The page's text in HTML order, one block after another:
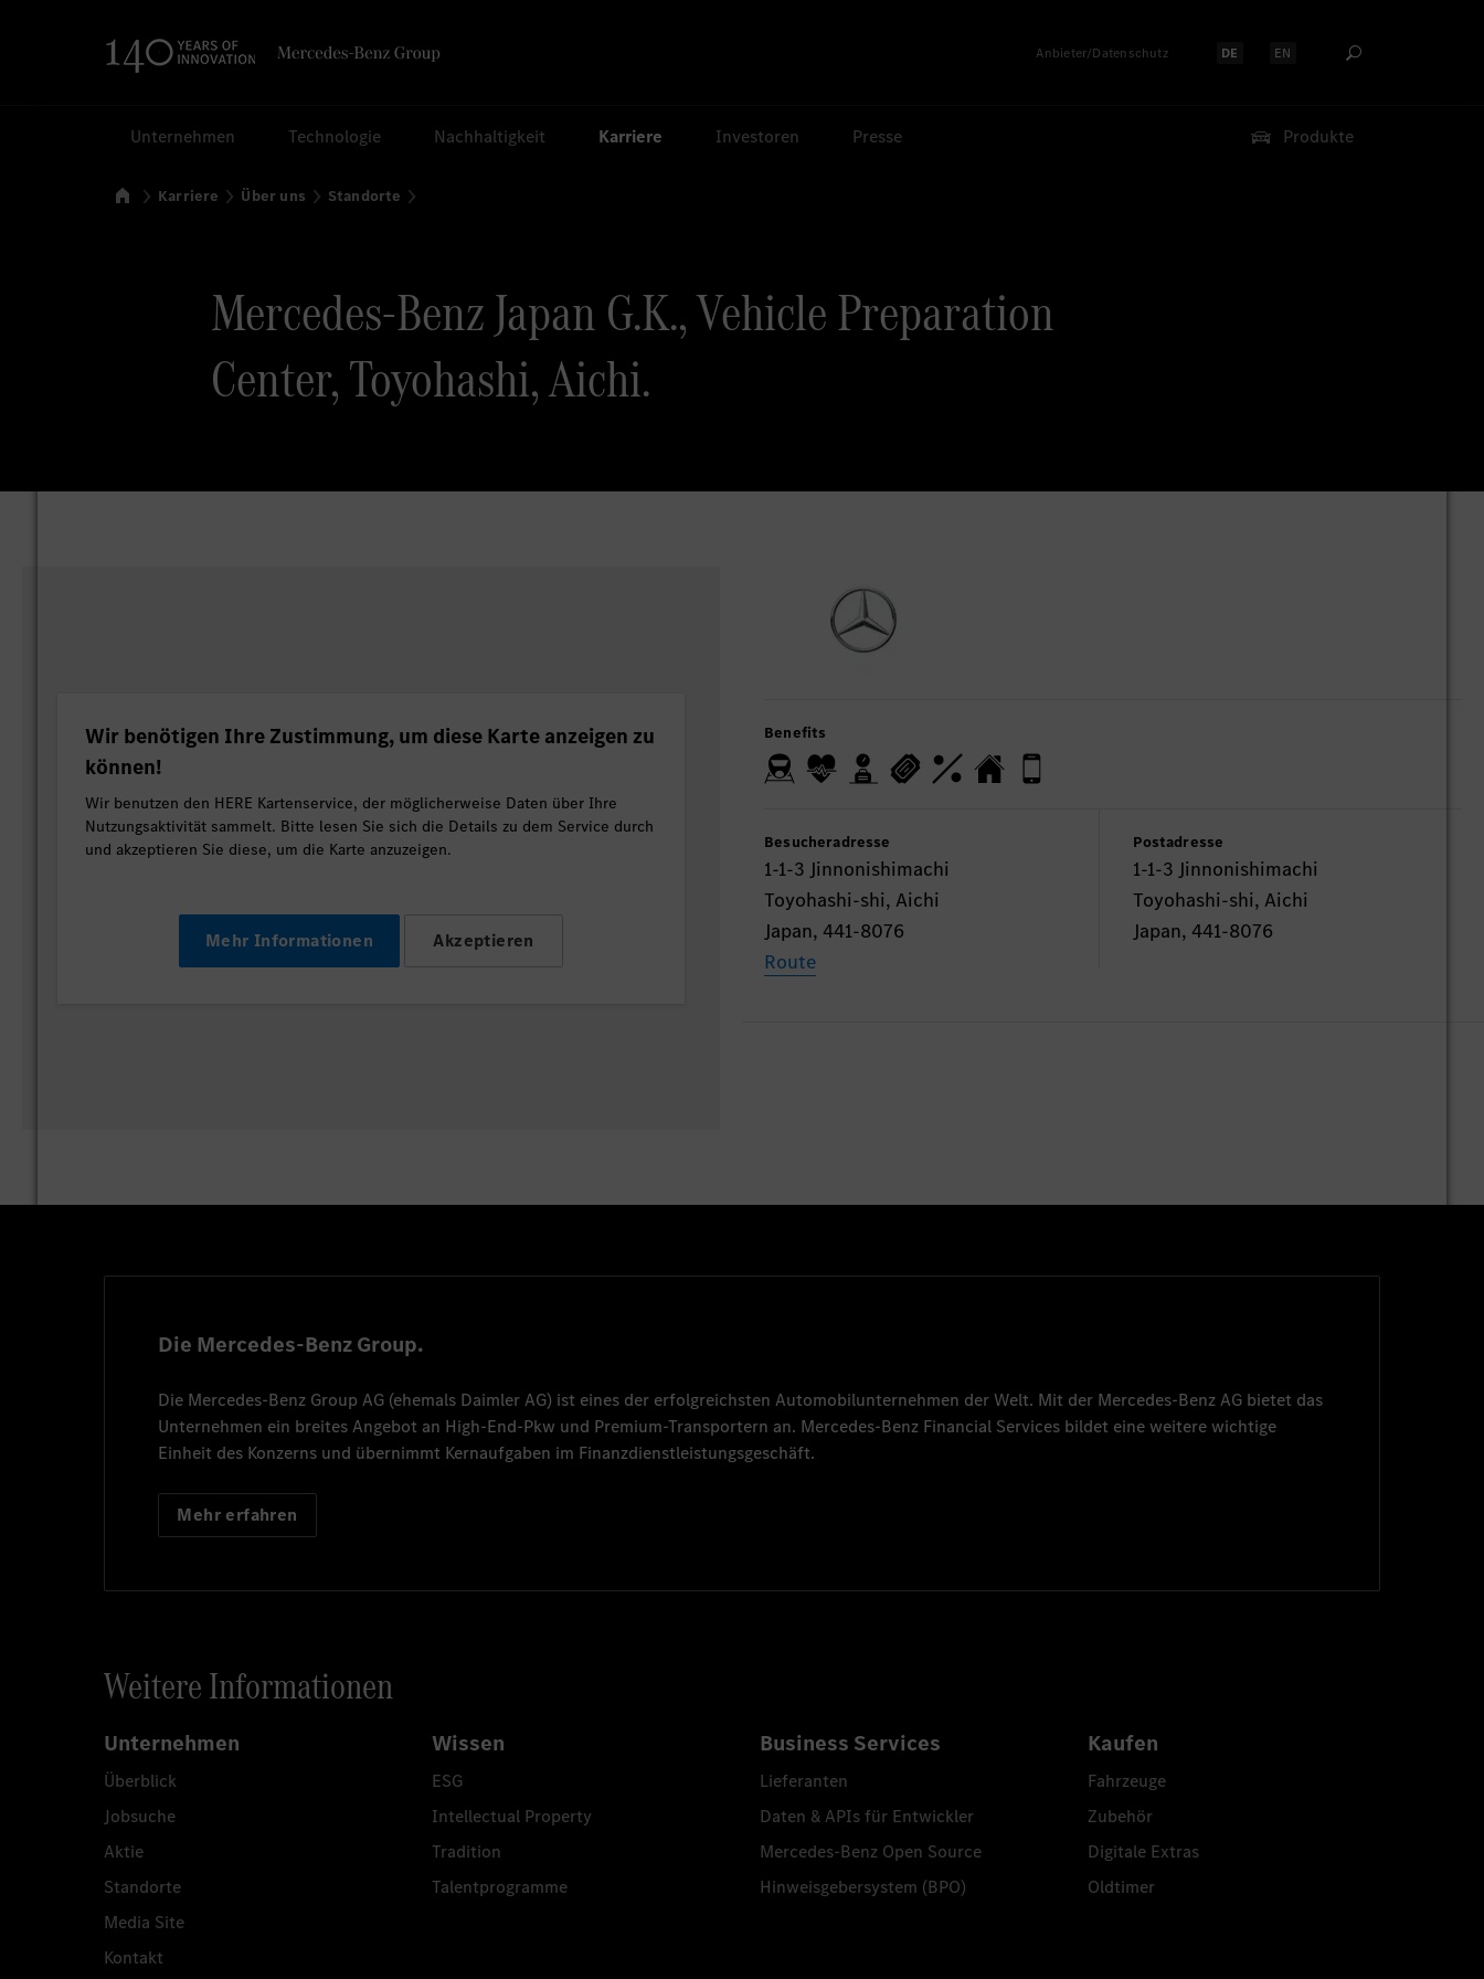
Anbieter/Datenschutz Sprache auswählen:
DE Sprache auswählen:
EN
Unternehmen Technologie Nachhaltigkeit Karriere Investoren Presse Produkte
Startseite
Karriere Über uns Standorte
Mercedes-Benz Japan G.K., Vehicle Preparation
Center, Toyohashi, Aichi.
Wir benötigen Ihre Zustimmung, um diese Karte anzeigen zu
können!
Wir benutzen den HERE Kartenservice, der möglicherweise Daten über Ihre
Nutzungsaktivität sammelt. Bitte lesen Sie sich die Details zu dem Service durch
und akzeptieren Sie diese, um die Karte anzuzeigen.
Mehr Informationen Akzeptieren
Benefits
Besucheradresse
1-1-3 Jinnonishimachi
Toyohashi-shi, Aichi
Japan, 441-8076
Route
Postadresse
1-1-3 Jinnonishimachi
Toyohashi-shi, Aichi
Japan, 441-8076
Die Mercedes-Benz Group.
Die Mercedes-Benz Group AG (ehemals Daimler AG) ist eines der erfolgreichsten Automobilunternehmen der Welt. Mit der Mercedes-Benz AG bietet das
Unternehmen ein breites Angebot an High-End-Pkw und Premium-Transportern an. Mercedes-Benz Financial Services bildet eine weitere wichtige
Einheit des Konzerns und übernimmt Kernaufgaben im Finanzdienstleistungsgeschäft.
Mehr erfahren
Weitere Informationen
Unternehmen
Überblick
Jobsuche
Aktie
Standorte
Media Site
Kontakt
Wissen
ESG
Intellectual Property
Tradition
Talentprogramme
Business Services
Lieferanten
Daten & APIs für Entwickler
Mercedes-Benz Open Source
Hinweisgebersystem (BPO)
Kaufen
Fahrzeuge
Zubehör
Digitale Extras
Oldtimer